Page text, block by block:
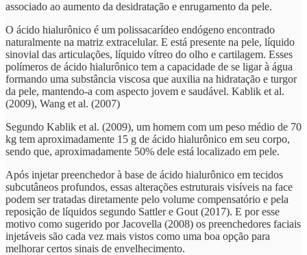
associado ao aumento da desidratação e enrugamento da pele.
O ácido hialurônico é um polissacarídeo endógeno encontrado
naturalmente na matriz extracelular. E está presente na pele, líquido
sinovial das articulações, líquido vítreo do olho e cartilagem. Esses
polímeros de ácido hialurônico tem a capacidade de se ligar à água
formando uma substância viscosa que auxilia na hidratação e turgor
da pele, mantendo-a com aspecto jovem e saudável. Kablik et al.
(2009), Wang et al. (2007)
Segundo Kablik et al. (2009), um homem com um peso médio de 70
kg tem aproximadamente 15 g de ácido hialurônico em seu corpo,
sendo que, aproximadamente 50% dele está localizado em pele.
Após injetar preenchedor à base de ácido hialurônico em tecidos
subcutâneos profundos, essas alterações estruturais visíveis na face
podem ser tratadas diretamente pelo volume compensatório e pela
reposição de líquidos segundo Sattler e Gout (2017). E por esse
motivo como sugerido por Jacovella (2008) os preenchedores faciais
injetáveis são cada vez mais vistos como uma boa opção para
melhorar certos sinais de envelhecimento.